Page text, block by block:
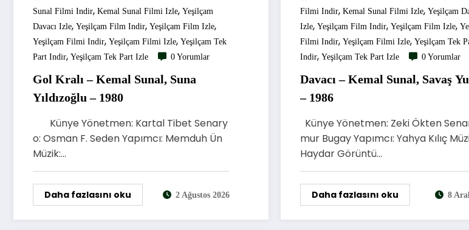
Sunal Filmi Indir, Kemal Sunal Filmi Izle, Yeşilçam
Davacı Izle, Yeşilçam Film Indir, Yeşilçam Film Izle,
Yeşilçam Filmi Indir, Yeşilçam Filmi Izle, Yeşilçam Tek
Part Indir, Yeşilçam Tek Part Izle 0 Yorumlar
Gol Kralı – Kemal Sunal, Suna
Yıldızoğlu – 1980
Künye Yönetmen: Kartal Tibet Senary
o: Osman F. Seden Yapımcı: Memduh Ün
Müzik:…
Daha fazlasını oku 2 Ağustos 2026
Filmi Indir, Kemal Sunal Filmi Izle, Yeşilçam
Izle, Yeşilçam Film Indir, Yeşilçam Film Izle,
Filmi Indir, Yeşilçam Filmi Izle, Yeşilçam Tek
Indir, Yeşilçam Tek Part Izle 0 Yorumlar
Davacı – Kemal Sunal, Savaş
– 1986
Künye Yönetmen: Zeki Ökten
mur Bugay Yapımcı: Yahya Kılıç
Haydar Görüntü…
Daha fazlasını oku 8